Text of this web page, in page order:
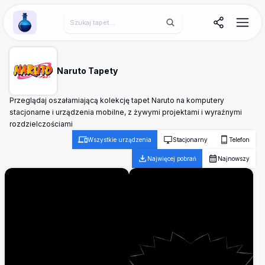
Wallpaper Alchemy
Naruto Tapety
Przeglądaj oszałamiającą kolekcję tapet Naruto na komputery
stacjonarne i urządzenia mobilne, z żywymi projektami i wyraźnymi
rozdzielczościami
Wszystkie urządzenia Stacjonarny Telefon
Najwięcej pobrań Najnowszy